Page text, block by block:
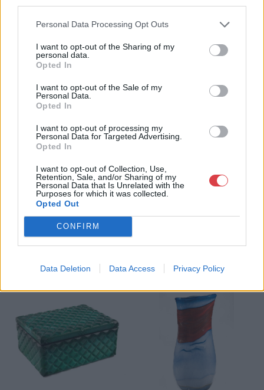
Personal Data Processing Opt Outs
I want to opt-out of the Sharing of my
personal data.
Opted In
I want to opt-out of the Sale of my
Personal Data.
Opted In
I want to opt-out of processing my
Personal Data for Targeted Advertising.
Opted In
I want to opt-out of Collection, Use,
Retention, Sale, and/or Sharing of my
Personal Data that Is Unrelated with the
Purposes for which it was collected.
Opted Out
CONFIRM
Data Deletion Data Access Privacy Policy
http://www.parisigaleria.hu
Bemutatkozás: Galériánk Budapest belvárosában,a Hotel
található. Érdeklődési körünk: Antik Zsolnay porcelán, XIX.-XX.
századi klasszikus és modern magyar festészet,modern
szobrok-kisplasztikák és műtárgyak,valamint, antik ezüst
tárgyak és ékszerek, korabeli és modern bútorok ,üveg
ritkaságok. Árveréseinken modern és klasszkus
műtárgyak,ritkaságok kerülnek kalapács alá.
árverezésével is foglalkozunk.
KAPCSOLÓDÓ MŰTÁRGYAK